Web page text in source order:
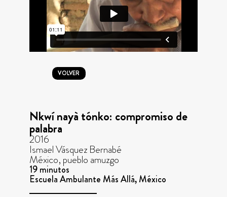
VOLVER
Nkwí nayà tónko: compromiso de
palabra
2016
Ismael Vásquez Bernabé
México, pueblo amuzgo
19 minutos
Escuela Ambulante Más Allá, México